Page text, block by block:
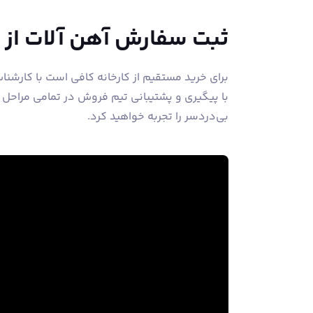
ثبت سفارش آهن آلات
برای خرید مستقیم از کارخانه کافی است با
با پیگیری و پشتیبانی تیم فروش در تمامی
بی‌دردسر را تجربه خواهید کرد.